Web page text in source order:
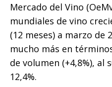
Mercado del Vino
mundiales de vino
(12 meses) a marzo de
mucho más en
de volumen (+4,8%),
12,4%.